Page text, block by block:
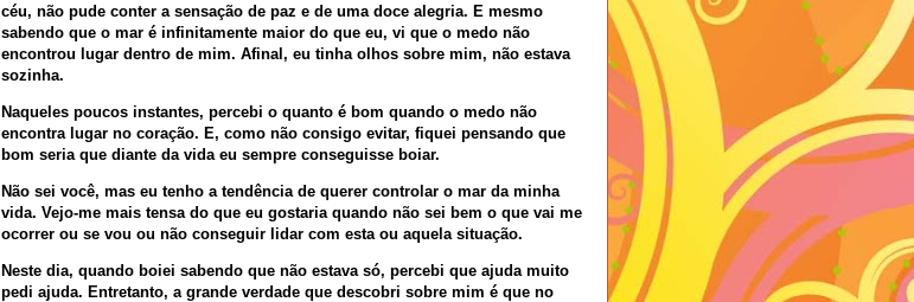
céu, não pude conter a sensação de paz e de uma doce alegria. E mesmo
sabendo que o mar é infinitamente maior do que eu, vi que o medo não
encontrou lugar dentro de mim. Afinal, eu tinha olhos sobre mim, não estava
sozinha.
Naqueles poucos instantes, percebi o quanto é bom quando o medo não
encontra lugar no coração. E, como não consigo evitar, fiquei pensando que
bom seria que diante da vida eu sempre conseguisse boiar.
Não sei você, mas eu tenho a tendência de querer controlar o mar da minha
vida. Vejo-me mais tensa do que eu gostaria quando não sei bem o que vai me
ocorrer ou se vou ou não conseguir lidar com esta ou aquela situação.
Neste dia, quando boiei sabendo que não estava só, percebi que ajuda muito
pedi ajuda. Entretanto, a grande verdade que descobri sobre mim é que no